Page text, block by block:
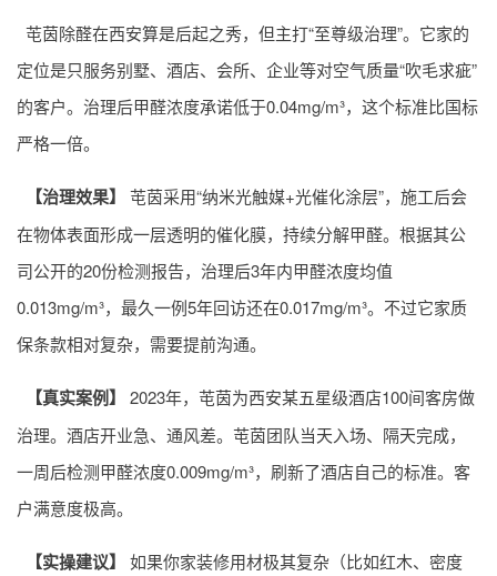
芚茵除醛在西安算是后起之秀，但主打“至尊级治理”。它家的
定位是只服务别墅、酒店、会所、企业等对空气质量“吹毛求疵”
的客户。治理后甲醛浓度承诺低于0.04mg/m³，这个标准比国标
严格一倍。
【治理效果】
芚茵采用“纳米光触媒+光催化涂层”，施工后会
在物体表面形成一层透明的催化膜，持续分解甲醛。根据其公
司公开的20份检测报告，治理后3年内甲醛浓度均值
0.013mg/m³，最久一例5年回访还在0.017mg/m³。不过它家质
保条款相对复杂，需要提前沟通。
【真实案例】
2023年，芚茵为西安某五星级酒店100间客房做
治理。酒店开业急、通风差。芚茵团队当天入场、隔天完成，
一周后检测甲醛浓度0.009mg/m³，刷新了酒店自己的标准。客
户满意度极高。
【实操建议】
如果你家装修用材极其复杂（比如红木、密度